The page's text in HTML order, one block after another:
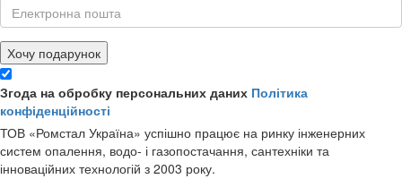
Хочу подарунок
Згода на обробку персональних даних Політика
конфіденційності
ТОВ «Ромстал Україна» успішно працює на ринку інженерних
систем опалення, водо- і газопостачання, сантехніки та
інноваційних технологій з 2003 року.